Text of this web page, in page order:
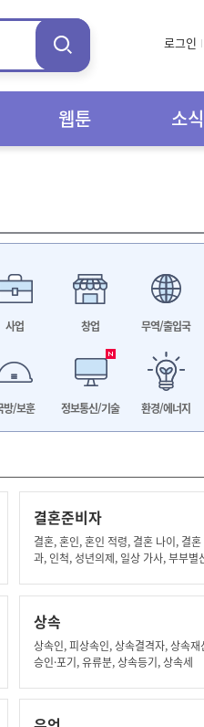
로그인
웹툰 소
사업 창업 무역/출입국
방/보훈 정보통신/기술 환경/에너지
결혼준비자
결혼, 혼인, 혼인 적령, 결혼 나이, 결
과, 인척, 성년의제, 일상 가사, 부부별
자, 대출, 한도, 이자, 금리, 결혼식, 결
대관, 대관료, 결혼장려금, 결혼지원
특공, 특별공급, 주택, 예비신혼부부,
신혼집, 부동산, 계약, 주택, 매매, 계약
동명의, 등기, 결혼준비, 결혼준
상속
상속인, 피상속인, 상속결격자, 상속
승인·포기, 유류분, 상속등기, 상속세